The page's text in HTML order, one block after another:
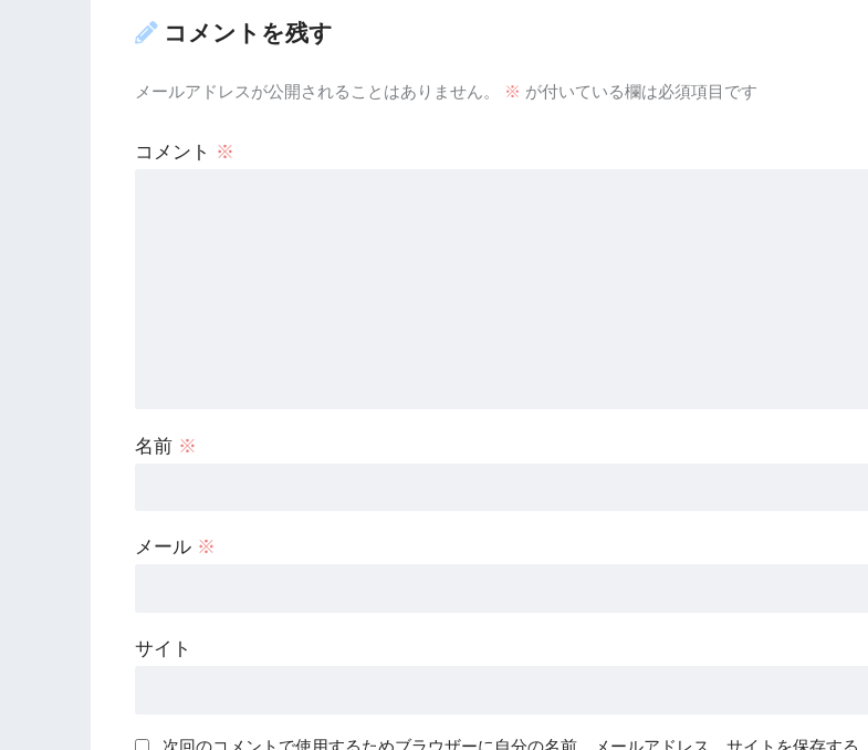
コメントを残す
メールアドレスが公開されることはありません。 ※ が付いている欄は必須項目です
コメント ※
名前 ※
メール ※
サイト